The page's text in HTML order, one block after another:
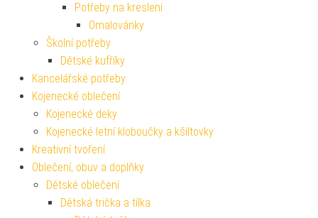
Potřeby na kreslení
Omalovánky
Školní potřeby
Dětské kufříky
Kancelářské potřeby
Kojenecké oblečení
Kojenecké deky
Kojenecké letní kloboučky a kšiltovky
Kreativní tvoření
Oblečení, obuv a doplňky
Dětské oblečení
Dětská trička a tílka